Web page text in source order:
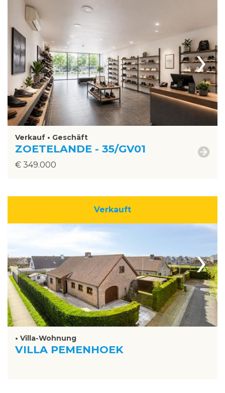
›
Verkauf • Geschäft
ZOETELANDE - 35/GV01
€ 349.000
Verkauft
›
• Villa-Wohnung
VILLA PEMENHOEK